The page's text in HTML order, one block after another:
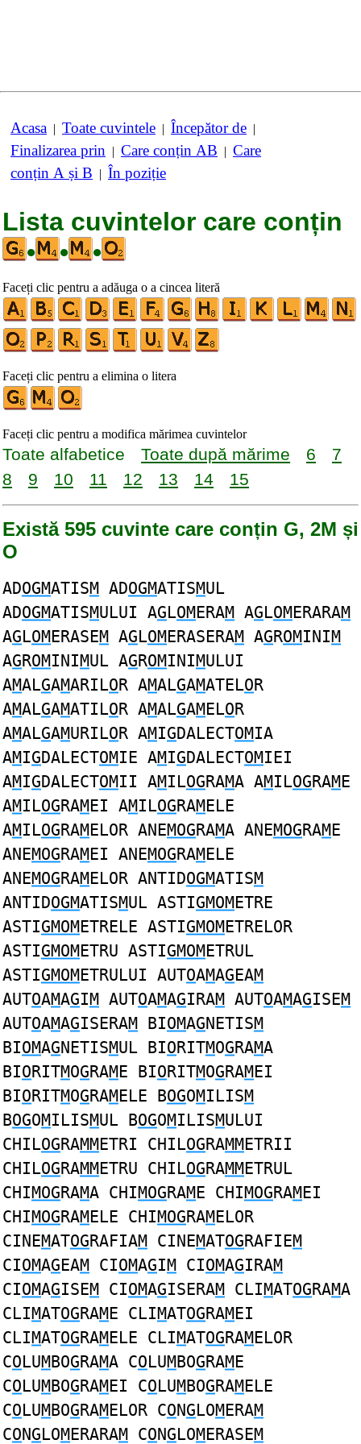
Acasa | Toate cuvintele | Începător de |
Finalizarea prin | Care conțin AB | Care
conțin A și B | În poziție
Lista cuvintelor care conțin
•
• •
Faceți clic pentru a adăuga o a cincea literă
Faceți clic pentru a elimina o litera
Faceți clic pentru a modifica mărimea cuvintelor
Toate alfabetice Toate după mărime 6
7
8
9 10 11 12 13 14 15
Există 595 cuvinte care conțin G, 2M și
O
ADOGMATISM ADOGMATISMUL
ADOGMATISMULUI AGLOMERAM AGLOMERARAM
AGLOMERASEM AGLOMERASERAM AGROMINIM
AGROMINIMUL AGROMINIMULUI
AMALGAMARILOR AMALGAMATELOR
AMALGAMATILOR AMALGAMELOR
AMALGAMURILOR AMIGDALECTOMIA
AMIGDALECTOMIE AMIGDALECTOMIEI
AMIGDALECTOMII AMILOGRAMA AMILOGRAME
AMILOGRAMEI AMILOGRAMELE
AMILOGRAMELOR ANEMOGRAMA ANEMOGRAME
ANEMOGRAMEI ANEMOGRAMELE
ANEMOGRAMELOR ANTIDOGMATISM
ANTIDOGMATISMUL ASTIGMOMETRE
ASTIGMOMETRELE ASTIGMOMETRELOR
ASTIGMOMETRU ASTIGMOMETRUL
ASTIGMOMETRULUI AUTOAMAGEAM
AUTOAMAGIM AUTOAMAGIRAM AUTOAMAGISEM
AUTOAMAGISERAM BIOMAGNETISM
BIOMAGNETISMUL BIORITMOGRAMA
BIORITMOGRAME BIORITMOGRAMEI
BIORITMOGRAMELE BOGOMILISM
BOGOMILISMUL BOGOMILISMULUI
CHILOGRAMMETRI CHILOGRAMMETRII
CHILOGRAMMETRU CHILOGRAMMETRUL
CHIMOGRAMA CHIMOGRAME CHIMOGRAMEI
CHIMOGRAMELE CHIMOGRAMELOR
CINEMATOGRAFIAM CINEMATOGRAFIEM
CIOMAGEAM CIOMAGIM CIOMAGIRAM
CIOMAGISEM CIOMAGISERAM CLIMATOGRAMA
CLIMATOGRAME CLIMATOGRAMEI
CLIMATOGRAMELE CLIMATOGRAMELOR
COLUMBOGRAMA COLUMBOGRAME
COLUMBOGRAMEI COLUMBOGRAMELE
COLUMBOGRAMELOR CONGLOMERAM
CONGLOMERARAM CONGLOMERASEM